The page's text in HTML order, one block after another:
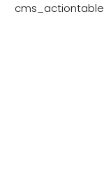
cms_actiontable